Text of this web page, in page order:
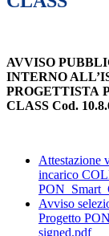
AVVISO
INTERNO
PROGETTISTA
CLASS Cod.
Attestazione
incarico
Avviso
Progetto
signed.pdf